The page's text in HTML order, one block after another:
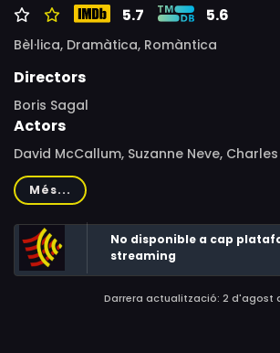
5.7 5.6
Bèl·lica, Dramàtica, Romàntica
Directors
Boris Sagal
Actors
David McCallum, Suzanne Neve,
Buck, David Dundas, Dinsdale Landen,
Bryan Marshall, Michael Anthony, Peggy
Peter Copley, Vladek Sheybal, Michael
Més...
No disponible a cap
streaming
Darrera actualització: 2 d'agost